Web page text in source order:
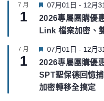
7 月
1
F
e
a
t
r
e
d
07月01日 - 12月
2026專屬團購優
Link 檔案加密、
7 月
1
F
e
a
t
u
07月01日 - 12月
2026專屬團購優
SPT聖保德回憶
加密轉移全搞定